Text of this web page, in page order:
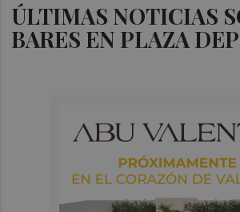
ÚLTIMAS NOTICIAS
BARES EN PLAZA